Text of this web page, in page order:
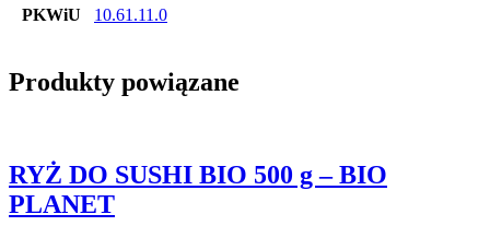
PKWiU 10.61.11.0
Produkty powiązane
RYŻ DO SUSHI BIO 500 g – BIO
PLANET